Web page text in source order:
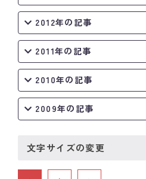
2012年の記事
2011年の記事
2010年の記事
2009年の記事
文字サイズの変更